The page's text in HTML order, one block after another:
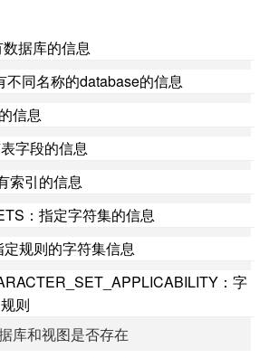
据库的信息
不同名称的database的信息
信息
字段的信息
索引的信息
：指定字符集的信息
规则的字符集信息
：字
则
库和视图是否存在